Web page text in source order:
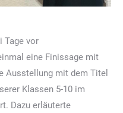
Tage vor
eine Finissage mit
Ausstellung mit dem Titel
Klassen 5-10 im
Dazu erläuterte